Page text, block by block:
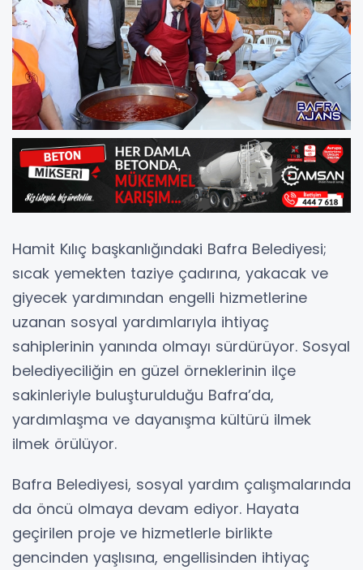
Hamit Kılıç başkanlığındaki Bafra Belediyesi;
sıcak yemekten taziye çadırına, yakacak ve
giyecek yardımından engelli hizmetlerine
uzanan sosyal yardımlarıyla ihtiyaç
sahiplerinin yanında olmayı sürdürüyor. Sosyal
belediyeciliğin en güzel örneklerinin ilçe
sakinleriyle buluşturulduğu Bafra’da,
yardımlaşma ve dayanışma kültürü ilmek
ilmek örülüyor.
Bafra Belediyesi, sosyal yardım çalışmalarında
da öncü olmaya devam ediyor. Hayata
geçirilen proje ve hizmetlerle birlikte
gencinden yaşlısına, engellisinden ihtiyaç